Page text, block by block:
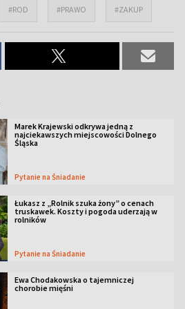
#ROD #PRAWO #ZAKUP
Marek Krajewski odkrywa jedną z
najciekawszych miejscowości Dolnego
Śląska
Pytanie na Śniadanie
Łukasz z „Rolnik szuka żony” o cenach
truskawek. Koszty i pogoda uderzają w
rolników
Pytanie na Śniadanie
Ewa Chodakowska o tajemniczej
chorobie mięśni